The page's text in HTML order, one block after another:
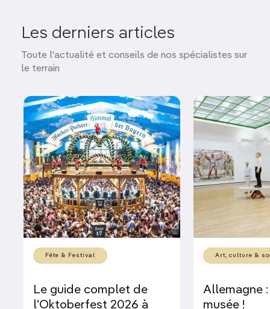
Les derniers articles
Toute l'actualité et conseils de nos spécialistes sur
le terrain
Fête & Festival
Le guide complet de
l’Oktoberfest 2026 à
Art, culture &
Allemagne
musée !